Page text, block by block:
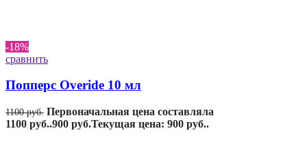
-18%
сравнить
Попперс Overide 10 мл
1100руб. Первоначальная цена составляла
1100 руб..900 руб.Текущая цена: 900 руб..